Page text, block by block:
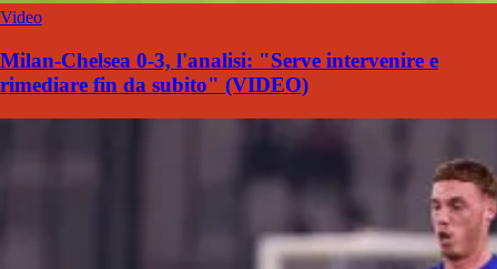
Video
Milan-Chelsea 0-3, l'analisi: "Serve intervenire e
rimediare fin da subito" (VIDEO)